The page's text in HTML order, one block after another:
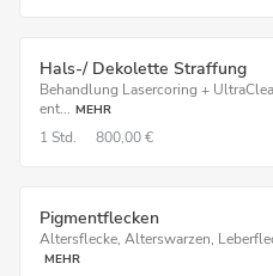
Hals-/ Dekolette Straffung
Behandlung Lasercoring +
ent... MEHR
1 Std. 800,00 €
Pigmentflecken
Altersflecke, Alterswarzen,
MEHR